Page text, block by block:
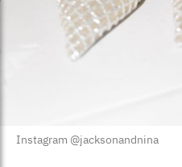
Instagram @jacksonandnina